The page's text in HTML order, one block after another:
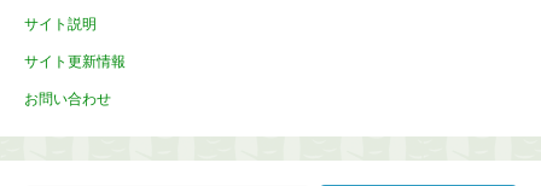
サイト説明
サイト更新情報
お問い合わせ